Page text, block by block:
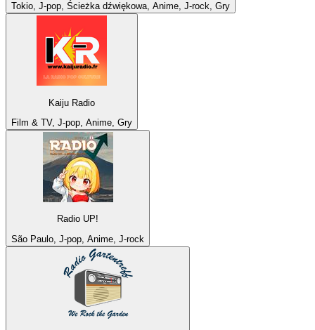
Tokio, J-pop, Ścieżka dźwiękowa, Anime, J-rock, Gry
Kaiju Radio
Film & TV, J-pop, Anime, Gry
Radio UP!
São Paulo, J-pop, Anime, J-rock